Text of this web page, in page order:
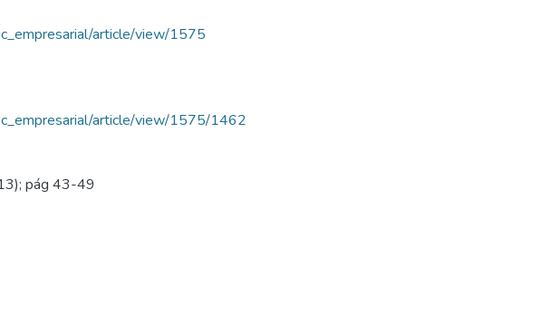
article/view/1575
article/view/1575/1462
pág 43-49